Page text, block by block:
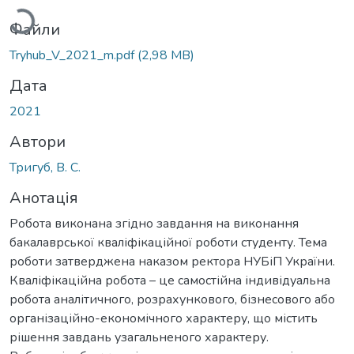
Файли
Tryhub_V_2021_m.pdf(2,98 MB)
Дата
2021
Автори
Тригуб, В. С.
Анотація
Робота виконана згідно завдання на виконання
бакалаврської кваліфікаційної роботи студенту. Тема
роботи затверджена наказом ректора НУБіП України.
Кваліфікаційна робота – це самостійна індивідуальна
робота аналітичного, розрахункового, бізнесового або
організаційно-економічного характеру, що містить
рішення завдань узагальненого характеру.